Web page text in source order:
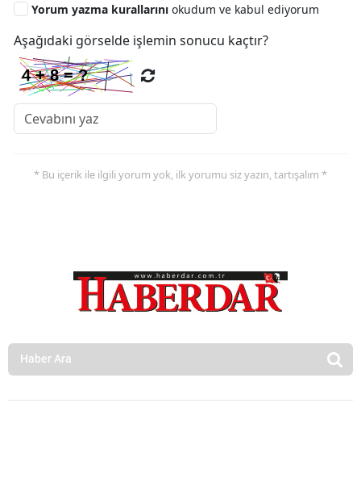
Yorum yazma kurallarını okudum ve kabul ediyorum
Aşağıdaki görselde işlemin sonucu kaçtır?
* Bu içerik ile ilgili yorum yok, ilk yorumu siz yazın, tartışalım *